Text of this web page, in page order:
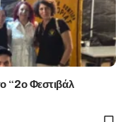
“2ο Φεστιβάλ